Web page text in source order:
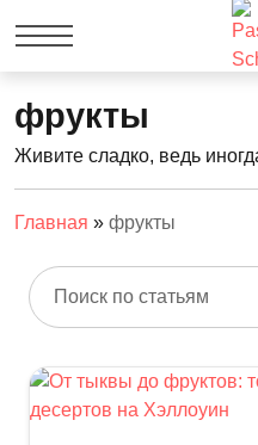
фрукты
Живите сладко, ведь
Главная » фрукты
Поиск по статьям